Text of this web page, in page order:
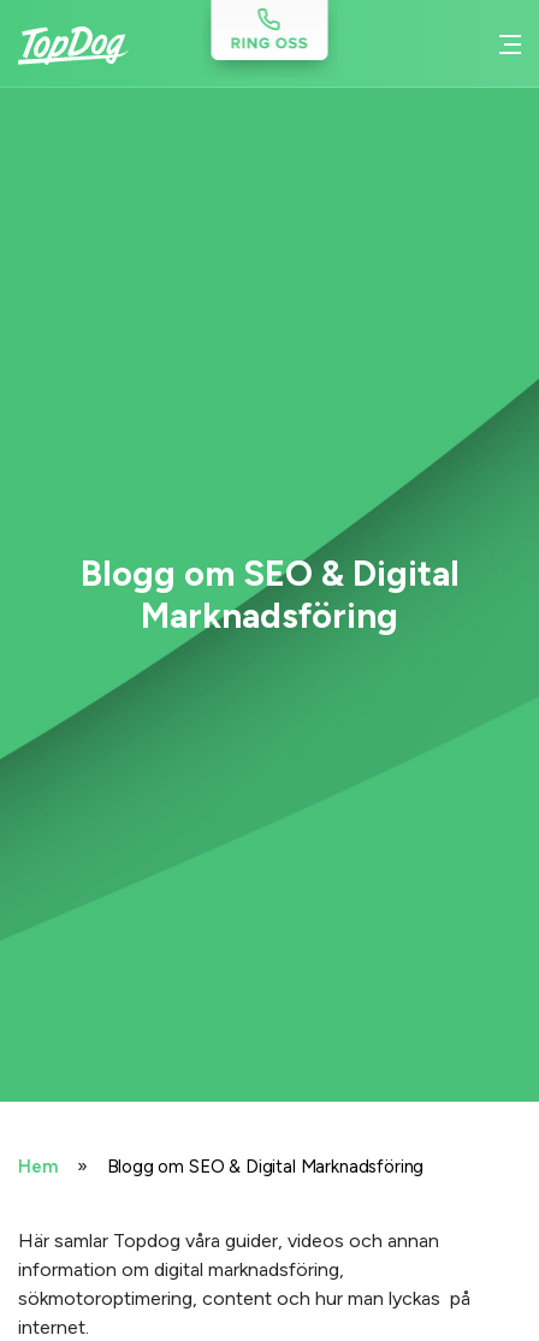
Blogg om SEO & Digital
Marknadsföring
Hem » Blogg om SEO & Digital Marknadsföring
Här samlar Topdog våra guider, videos och annan
information om digital marknadsföring,
sökmotoroptimering, content och hur man lyckas på
internet.